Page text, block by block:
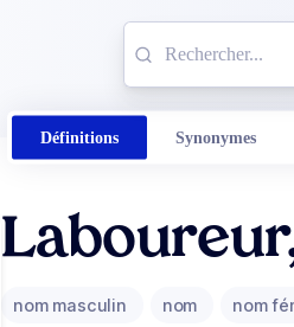
Définitions Synonymes
nom masculin nom nom